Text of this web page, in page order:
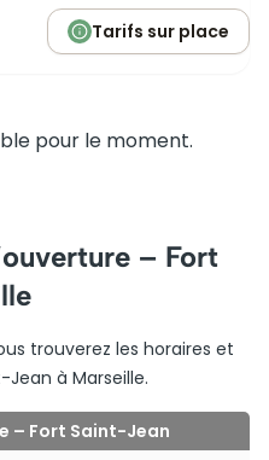
Tarifs sur place
pour le moment.
– Fort
trouverez les horaires et
Jean à Marseille.
– Fort Saint-Jean